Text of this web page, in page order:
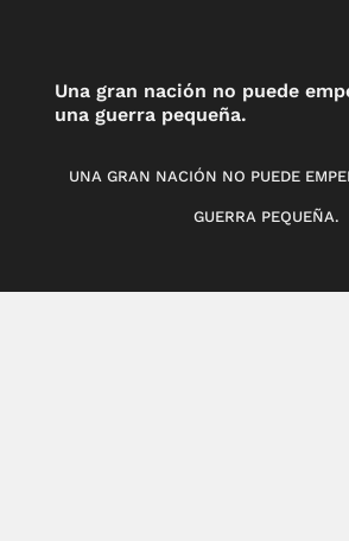
Una gran nación no puede
una guerra pequeña.
UNA GRAN NACIÓN NO PUEDE
GUERRA PEQUEÑA.